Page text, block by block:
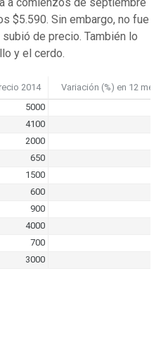
a comienzos de septiembre
$5.590. Sin embargo, no fue
de precio. También lo
y el cerdo.